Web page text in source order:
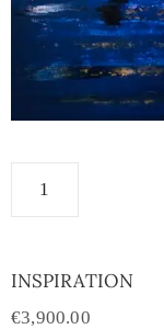
INSPIRATION
€3,900.00